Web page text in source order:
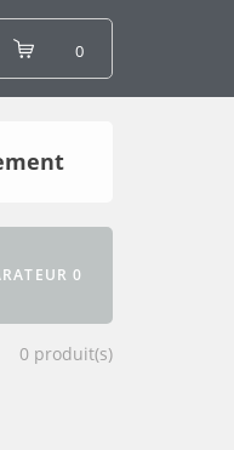
0
0
0 produit(s)